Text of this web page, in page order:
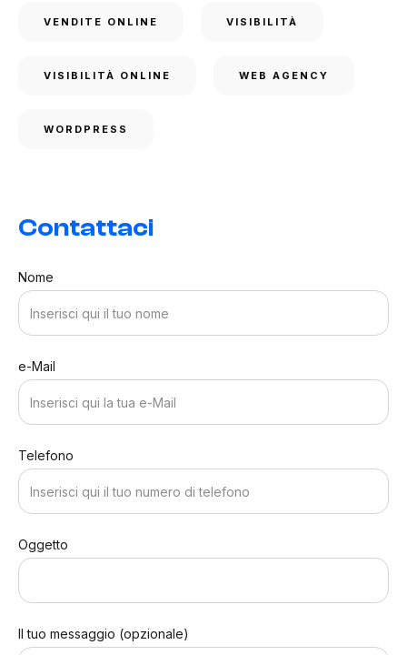
VENDITE ONLINE VISIBILITÀ
VISIBILITÀ ONLINE WEB AGENCY
WORDPRESS
Contattaci
Nome
e-Mail
Telefono
Oggetto
Il tuo messaggio (opzionale)